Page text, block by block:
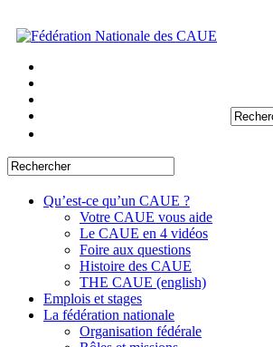
Qu’est-ce qu’un CAUE ?
Votre CAUE vous aide
Le CAUE en 4 vidéos
Foire aux questions
Histoire des CAUE
THE CAUE (english)
Emplois et stages
La fédération nationale
Organisation fédérale